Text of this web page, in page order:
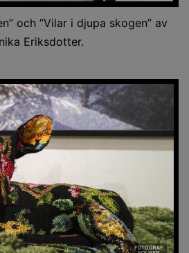
och ”Vilar i djupa skogen” av
Eriksdotter.